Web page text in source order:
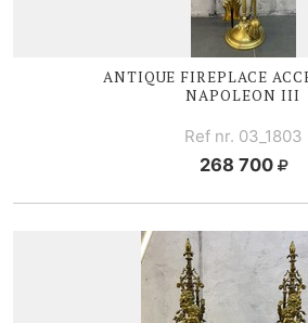
ANTIQUE FIREPLACE
NAPOLEON III
Ref nr. 03_1803
268 700